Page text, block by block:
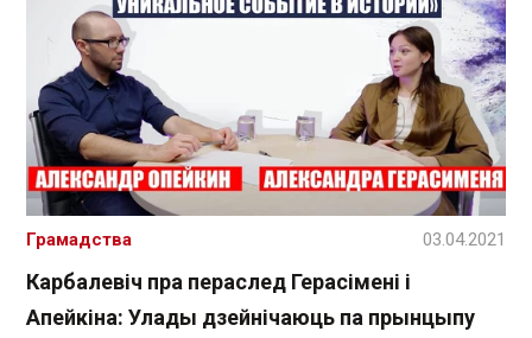
Карбалевіч пра пераслед Герасімені і
Апейкіна: Улады дзейнічаюць па прынцыпу
Грамадства 03.04.2021